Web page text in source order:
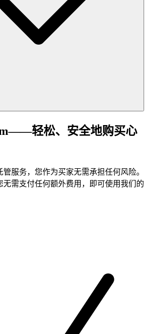
轻松、安全地购买心
服务，您作为买家无需承担任何风险。
无需支付任何额外费用，即可使用我们的